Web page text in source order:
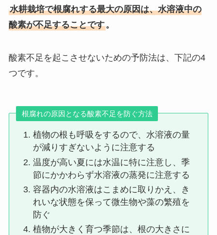
水耕栽培で根腐れする最大の原因は、水溶液中の
酸素が不足することです。
酸素不足を起こさせないための予防法は、下記の4
つです。
根腐れの原因となる酸素不足を防ぐ方法
植物の根も呼吸をするので、水溶液の量
が減りすぎないように注意する
温度が高い夏には水温に特に注意し、季
節にかかわらず水溶液の蒸発に注意する
容器内の水溶液はこまめに取りかえ、き
れいな状態を保って微生物や藻の繁殖を
防ぐ
植物が大きく育つ季節は、根の大きさに